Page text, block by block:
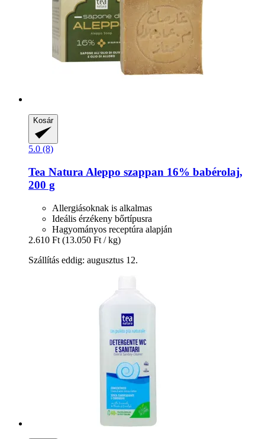
Kosár
5.0 (8)
Tea NaturaAleppo szappan 16% babérolaj,
200 g
Allergiásoknak is alkalmas
Ideális érzékeny bőrtípusra
Hagyományos receptúra alapján
2.610 Ft (13.050 Ft / kg)
Szállítás eddig: augusztus 12.